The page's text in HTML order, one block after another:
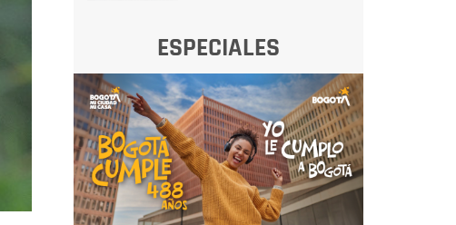
ESPECIALES